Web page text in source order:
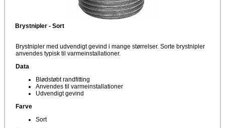
Brystnipler - Sort
Brystnipler med udvendigt gevind i mange størrelser. Sorte brystnipler
anvendes typisk til varmeinstallationer.
Data
Blødstøbt randfitting
Anvendes til varmeinstallationer
Udvendigt gevind
Farve
Sort